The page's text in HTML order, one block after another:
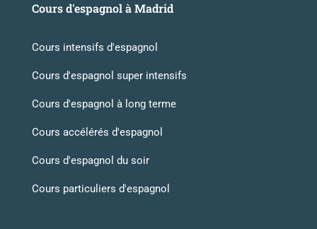
Cours d'espagnol à Madrid
Cours intensifs d'espagnol
Cours d'espagnol super intensifs
Cours d'espagnol à long terme
Cours accélérés d'espagnol
Cours d'espagnol du soir
Cours particuliers d'espagnol